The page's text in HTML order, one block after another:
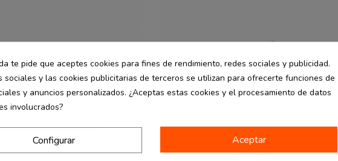
te pide que aceptes cookies para fines de rendimiento, redes sociales y publicidad.
sociales y las cookies publicitarias de terceros se utilizan para ofrecerte funciones de
y anuncios personalizados. ¿Aceptas estas cookies y el procesamiento de datos
involucrados?
Aceptar
Configurar